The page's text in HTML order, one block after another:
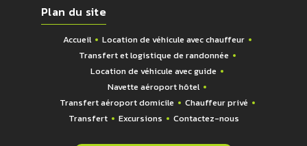
Plan du site
Accueil
Location de véhicule avec chauffeur
Transfert et logistique de randonnée
Location de véhicule avec guide
Navette aéroport hôtel
Transfert aéroport domicile
Chauffeur privé
Transfert
Excursions Contactez-nous